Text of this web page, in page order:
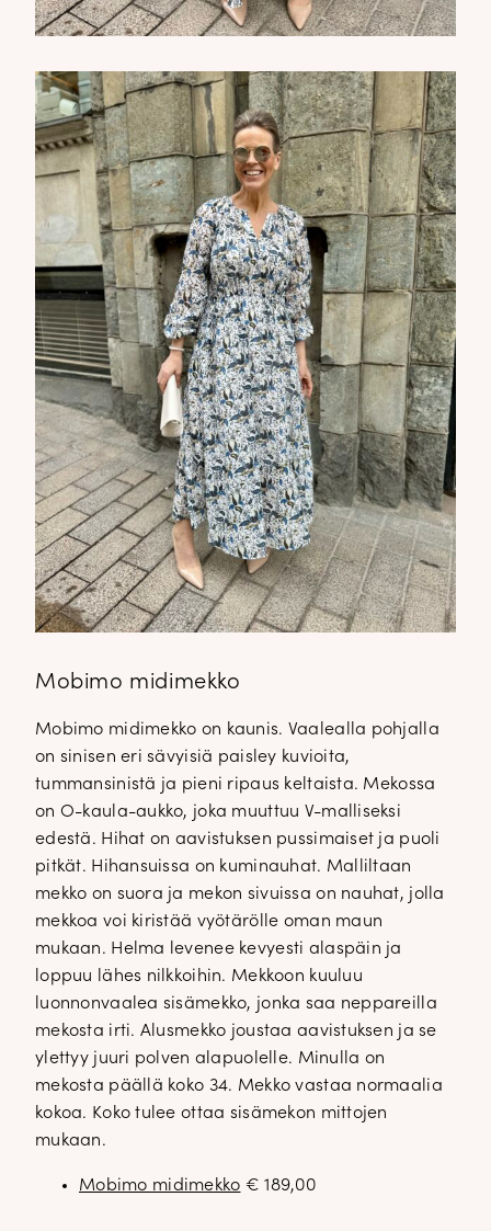
Mobimo midimekko
Mobimo midimekko on kaunis. Vaalealla pohjalla
on sinisen eri sävyisiä paisley kuvioita,
tummansinistä ja pieni ripaus keltaista. Mekossa
on O-kaula-aukko, joka muuttuu V-malliseksi
edestä. Hihat on aavistuksen pussimaiset ja puoli
pitkät. Hihansuissa on kuminauhat. Malliltaan
mekko on suora ja mekon sivuissa on nauhat, jolla
mekkoa voi kiristää vyötärölle oman maun
mukaan. Helma levenee kevyesti alaspäin ja
loppuu lähes nilkkoihin. Mekkoon kuuluu
luonnonvaalea sisämekko, jonka saa neppareilla
mekosta irti. Alusmekko joustaa aavistuksen ja se
ylettyy juuri polven alapuolelle. Minulla on
mekosta päällä koko 34. Mekko vastaa normaalia
kokoa. Koko tulee ottaa sisämekon mittojen
mukaan.
Mobimo midimekko € 189,00